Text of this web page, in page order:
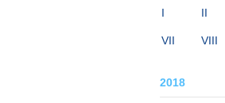
I II
VII VIII
2018